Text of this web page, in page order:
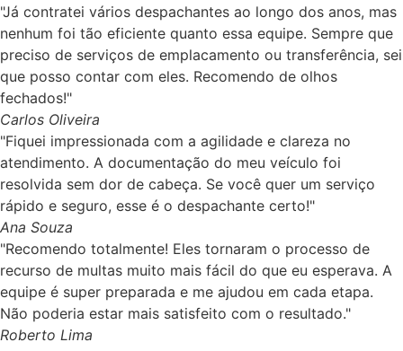
"Já contratei vários despachantes ao longo dos anos, mas
nenhum foi tão eficiente quanto essa equipe. Sempre que
preciso de serviços de emplacamento ou transferência, sei
que posso contar com eles. Recomendo de olhos
fechados!"
Carlos Oliveira
"Fiquei impressionada com a agilidade e clareza no
atendimento. A documentação do meu veículo foi
resolvida sem dor de cabeça. Se você quer um serviço
rápido e seguro, esse é o despachante certo!"
Ana Souza
"Recomendo totalmente! Eles tornaram o processo de
recurso de multas muito mais fácil do que eu esperava. A
equipe é super preparada e me ajudou em cada etapa.
Não poderia estar mais satisfeito com o resultado."
Roberto Lima